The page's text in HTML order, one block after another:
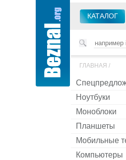
КАТАЛОГ
ГЛАВНАЯ /
Ноутбуки
Моноблоки
Планшеты
Мобильные
Компьютеры